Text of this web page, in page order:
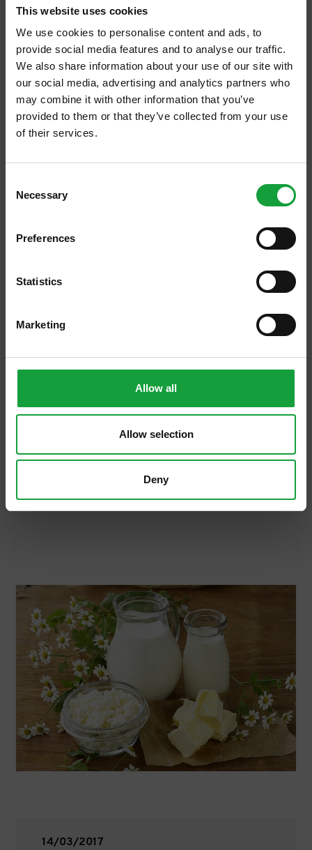
This website uses cookies
We use cookies to personalise content and ads, to
provide social media features and to analyse our traffic.
We also share information about your use of our site with
our social media, advertising and analytics partners who
may combine it with other information that you’ve
provided to them or that they’ve collected from your use
of their services.
Selection
Necessary
Preferences
Statistics
Marketing
Allow all
Allow selection
Deny
Il food pairing secondo Ettore
Ettore Diana è conosciuto, nel mondo
sensibilità verso il sociale che lo porta a
14/03/2017
ISCRIVITI ALLA NEWSLETTER
Resta aggiornato su tutte le ultime novita nel campo